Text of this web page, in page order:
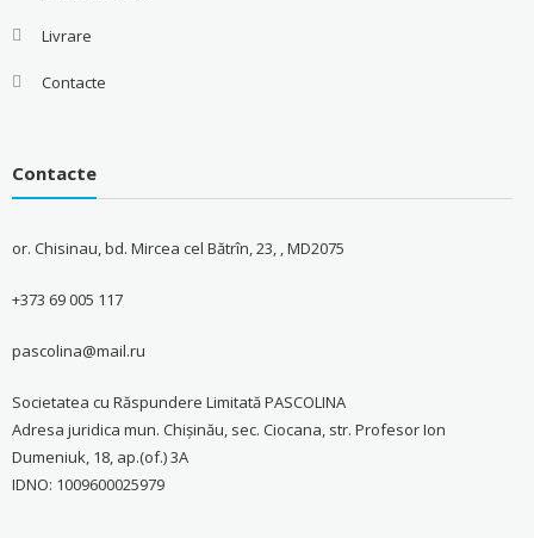
Livrare
Contacte
Contacte
or. Chisinau, bd. Mircea cel Bătrîn, 23, , MD2075
+373 69 005 117
pascolina@mail.ru
Societatea cu Răspundere Limitată PASCOLINA
Adresa juridica mun. Chişinău, sec. Ciocana, str. Profesor Ion
Dumeniuk, 18, ap.(of.) 3A
IDNO: 1009600025979